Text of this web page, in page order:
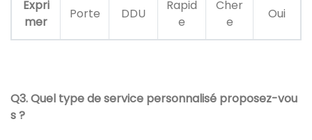
Expri
mer
Porte DDU
Rapid
e
Cher
e
Oui
Q3. Quel type de service personnalisé proposez-vou
s ?